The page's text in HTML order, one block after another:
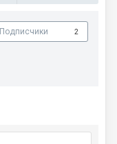
Подписчики 2